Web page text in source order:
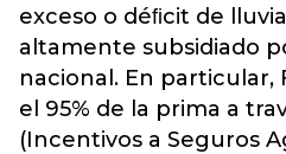
exceso o déﬁcit de
altamente subsidiado
nacional. En particular,
el 95% de la prima a
(Incentivos a Seguros